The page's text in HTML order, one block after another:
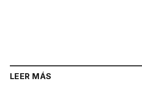
LEER MÁS